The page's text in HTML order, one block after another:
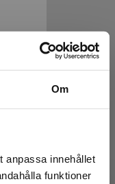
Om
anpassa innehållet
funktioner